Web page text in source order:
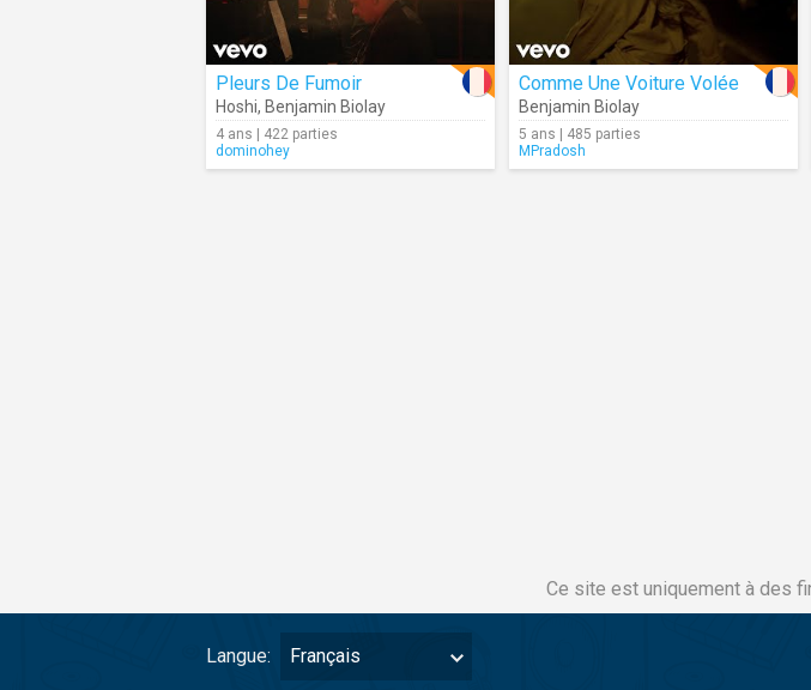
Pleurs De Fumoir
Hoshi, Benjamin Biolay
4 ans | 422 parties
dominohey
Comme Une Voiture Volée
Benjamin Biolay
5 ans | 485 parties
MPradosh
Ce site est uniquement à des
Langue: Français